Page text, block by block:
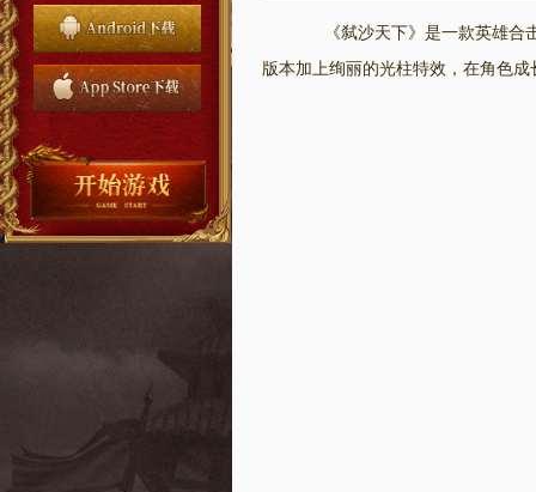
《弑沙天下》是一款英雄合击
版本加上绚丽的光柱特效，在角色